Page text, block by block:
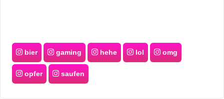
bier gaming hehe lol omg
opfer saufen